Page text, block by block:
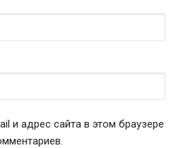
и адрес сайта в этом браузере